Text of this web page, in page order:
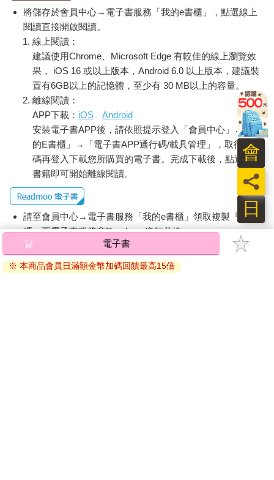
將儲存於會員中心→電子書服務「我的e書櫃」，點選線上
閱讀直接開啟閱讀。
線上閱讀：
建議使用Chrome、Microsoft Edge 有較佳的線上瀏覽效
果， iOS 16 或以上版本，Android 6.0 以上版本，建議裝
置有6GB以上的記憶體，至少有 30 MB以上的容量。
離線閱讀：
APP下載： iOS
Android
安裝電子書APP後，請依照提示登入「會員中心」→「我
的E書櫃」→「電子書APP通行碼/載具管理」，取得通行
碼再登入下載您所購買的電子書。完成下載後，點選任一
書籍即可開始離線閱讀。
請至會員中心→電子書服務「我的e書櫃」領取複製『兌換
碼』至電子書服務商Readmoo進行兌換。
退換貨須知：
因版權保護，您在金石堂所購買的電子書僅能以金石堂專屬
電子書
※ 本商品會員日滿額金幣加碼回饋最高15倍
日
員
會